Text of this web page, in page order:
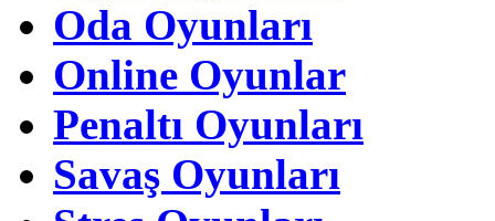
Oda Oyunları
Online Oyunlar
Penaltı Oyunları
Savaş Oyunları